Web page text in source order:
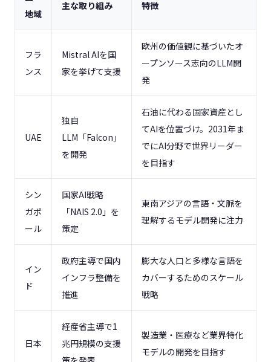
地域
主な取り組み 特徴
フラ
ンス
Mistral AIを国
家を挙げて支援
欧州の価値観に基づいたオ
ープンソース志向のLLM開
発
UAE
独自
LLM「Falcon」
を開発
石油に代わる国家資産とし
てAIを位置づけ。2031年ま
でにAI分野で世界リーダー
を目指す
シン
ガポ
ール
国家AI戦略
「NAIS 2.0」を
策定
東南アジアの言語・文脈を
理解するモデル開発に注力
イン
ド
政府主導で国内
インフラ整備を
推進
膨大な人口と多様な言語を
カバーするためのスケール
戦略
日本
経産省主導で1
兆円規模の支援
製造業・医療など業界特化
モデルの開発を目指す